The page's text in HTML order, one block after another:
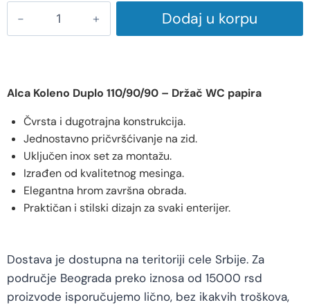
Dodaj u korpu
Alca Koleno Duplo 110/90/90 – Držač WC papira
Čvrsta i dugotrajna konstrukcija.
Jednostavno pričvršćivanje na zid.
Uključen inox set za montažu.
Izrađen od kvalitetnog mesinga.
Elegantna hrom završna obrada.
Praktičan i stilski dizajn za svaki enterijer.
Dostava je dostupna na teritoriji cele Srbije. Za
područje Beograda preko iznosa od 15000 rsd
proizvode isporučujemo lično, bez ikakvih troškova,